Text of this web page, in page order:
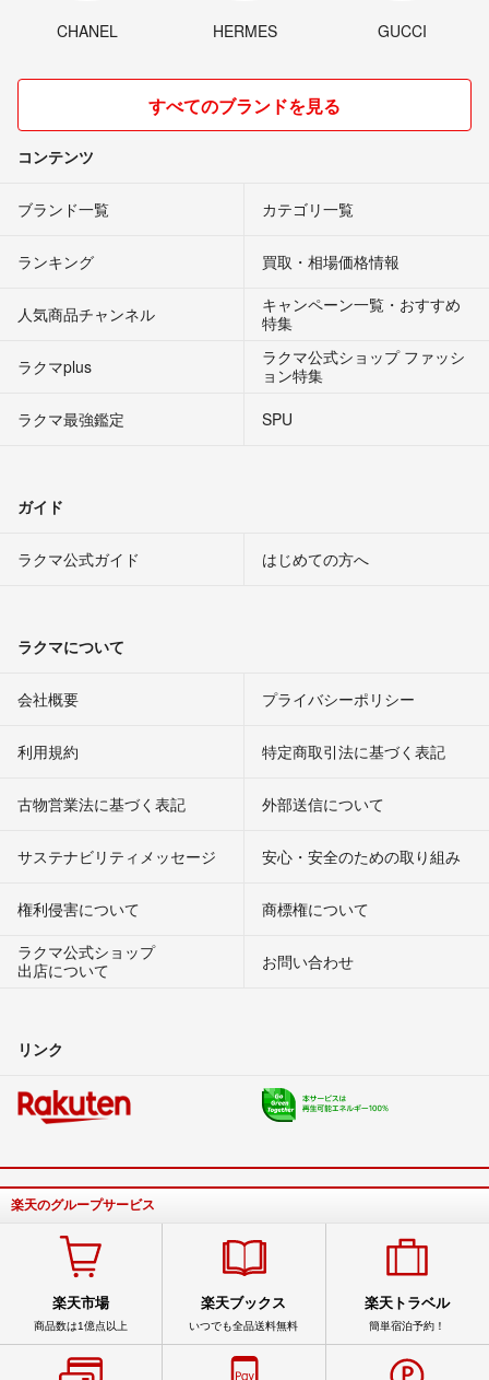
CHANEL HERMES GUCCI
すべてのブランドを見る
コンテンツ
ブランド一覧 カテゴリ一覧
ランキング 買取・相場価格情報
人気商品チャンネル
キャンペーン一覧・おすすめ
特集
ラクマplus
ラクマ公式ショップ ファッシ
ョン特集
ラクマ最強鑑定
SPU
ガイド
ラクマ公式ガイド はじめての方へ
ラクマについて
会社概要 プライバシーポリシー
利用規約 特定商取引法に基づく表記
古物営業法に基づく表記 外部送信について
サステナビリティメッセージ 安心・安全のための取り組み
権利侵害について
商標権について
ラクマ公式ショップ
出店について
お問い合わせ
リンク
楽天のグループサービス
楽天市場
商品数は1億点以上
楽天ブックス
いつでも全品送料無料
楽天トラベル
簡単宿泊予約！